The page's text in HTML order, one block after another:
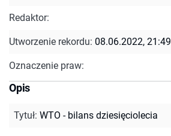
Redaktor:
Utworzenie rekordu: 08.06.2022, 21:49
Oznaczenie praw:
Opis
Tytuł: WTO - bilans dziesięciolecia